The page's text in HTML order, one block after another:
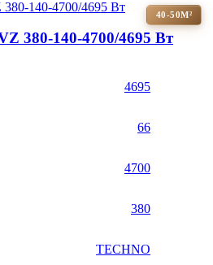
40-50М²
380-140-4700/4695 Вт
4695
66
4700
380
TECHNO